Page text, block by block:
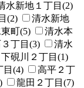
水新地１丁目(2)
(2)
清水新地
町(5)
清水本
丁目(3)
清水
下硯川２丁目(1)
目(4)
高平２丁
龍田２丁目(7)